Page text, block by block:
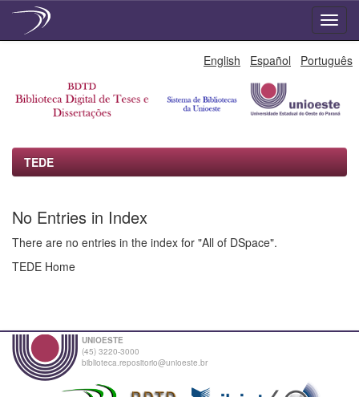
English Español Português
TEDE
No Entries in Index
There are no entries in the index for "All of DSpace".
TEDE Home
UNIOESTE
(45) 3220-3000
biblioteca.repositorio@unioeste.br